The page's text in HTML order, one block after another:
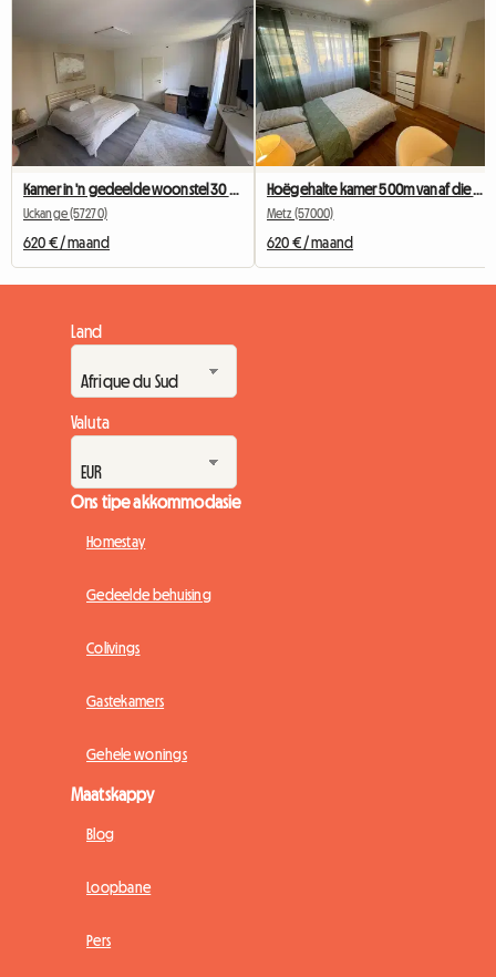
Uckange (57270)
620 € / maand
Metz (57000)
620 € / maand
Land
Valuta
Ons tipe akkommodasie
Homestay
Gedeelde behuising
Colivings
Gastekamers
Gehele wonings
Maatskappy
Blog
Loopbane
Pers